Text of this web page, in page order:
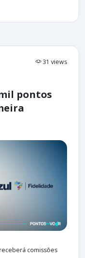
31 views
pontos
comissões